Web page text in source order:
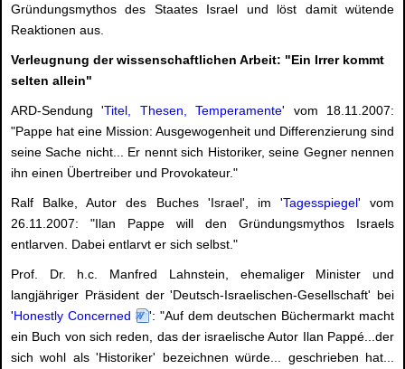
Gründungsmythos des Staates Israel und löst damit wütende
Reaktionen aus.
Verleugnung der wissenschaftlichen Arbeit: "Ein Irrer kommt
selten allein"
ARD-Sendung 'Titel, Thesen, Temperamente' vom 18.11.2007:
"Pappe hat eine Mission: Ausgewogenheit und Differenzierung sind
seine Sache nicht... Er nennt sich Historiker, seine Gegner nennen
ihn einen Übertreiber und Provokateur."
Ralf Balke, Autor des Buches 'Israel', im 'Tagesspiegel' vom
26.11.2007: "Ilan Pappe will den Gründungsmythos Israels
entlarven. Dabei entlarvt er sich selbst."
Prof. Dr. h.c. Manfred Lahnstein, ehemaliger Minister und
langjähriger Präsident der 'Deutsch-Israelischen-Gesellschaft' bei
'Honestly Concerned
': "Auf dem deutschen Büchermarkt macht
ein Buch von sich reden, das der israelische Autor Ilan Pappé...der
sich wohl als 'Historiker' bezeichnen würde... geschrieben hat...